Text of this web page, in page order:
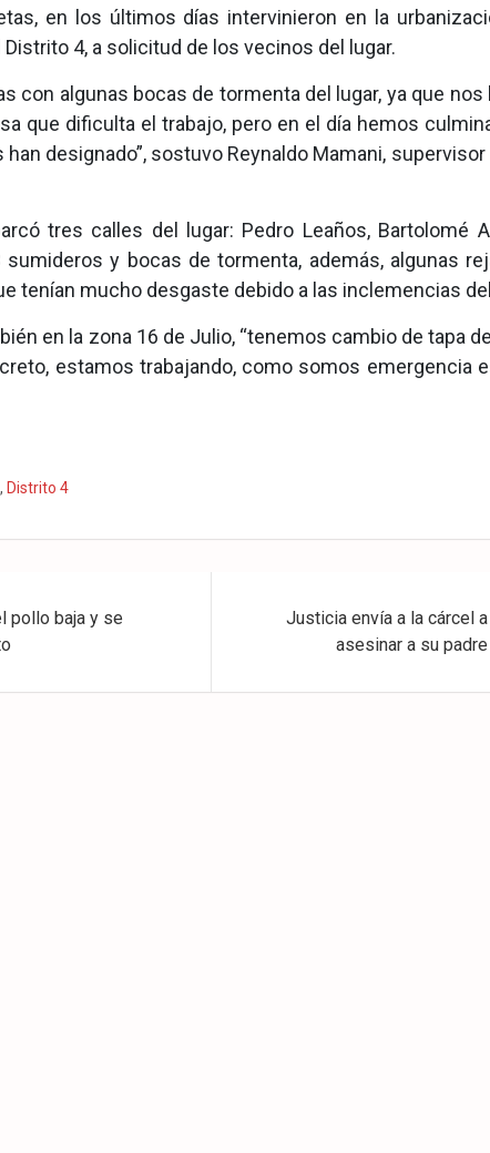
en los últimos días intervinieron en la
4, a solicitud de los vecinos del lugar.
con algunas bocas de tormenta del lugar, ya que
que dificulta el trabajo, pero en el día hemos
designado”, sostuvo Reynaldo Mamani, supervisor
tres calles del lugar: Pedro Leaños, Bartolomé
sumideros y bocas de tormenta, además, algunas
tenían mucho desgaste debido a las inclemencias
en la zona 16 de Julio, “tenemos cambio de tapa
estamos trabajando, como somos emergencia
, Distrito 4
pollo baja y se
Justicia envía a la cárcel
asesinar a su